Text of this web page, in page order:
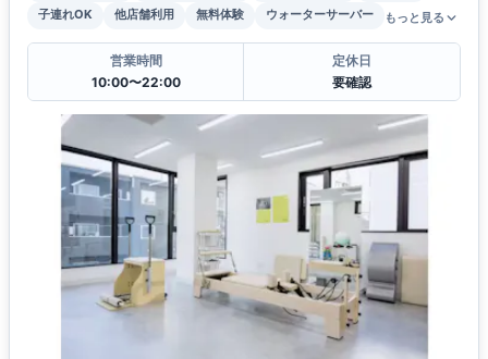
子連れOK
他店舗利用 無料体験 ウォーターサーバー もっと見る
営業時間
10:00〜22:00
定休日
要確認